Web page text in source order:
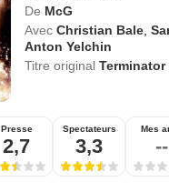
De McG
Avec Christian Bale ,
Anton Yelchin
Titre original
Presse
2,7
Spectateurs
3,3
Mes
--